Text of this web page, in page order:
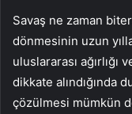
Savaş ne zaman
dönmesinin uzun
uluslararası ağırlığı
dikkate alındığında
çözülmesi mümkün